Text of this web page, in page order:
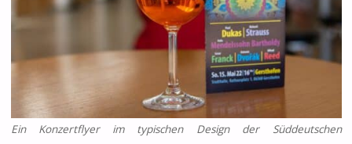
Ein Konzertflyer im typischen Design der Süddeutschen